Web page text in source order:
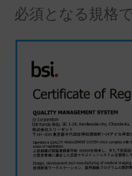
必須となる規格で